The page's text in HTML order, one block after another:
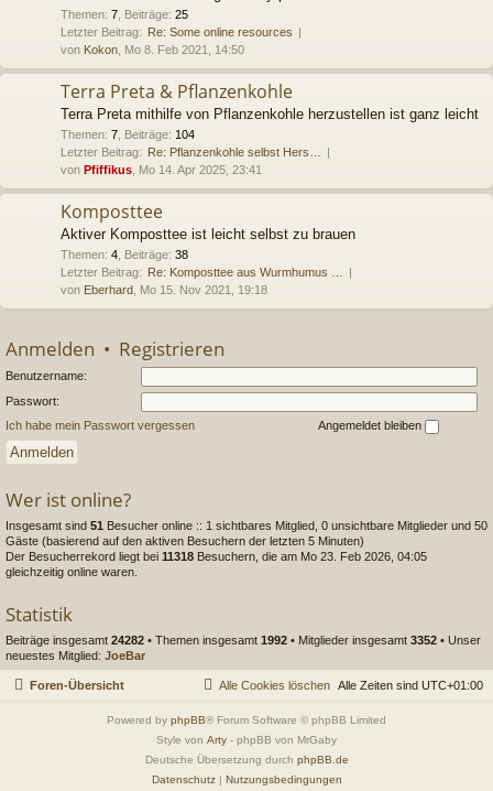
Themen: 7 Beiträge: 25
Letzter Beitrag: Re: Some online resources
von Kokon , Mo 8. Feb 2021, 14:50
Terra Preta & Pflanzenkohle
Terra Preta mithilfe von Pflanzenkohle herzustellen ist ganz leicht
Themen: 7 Beiträge: 104
Letzter Beitrag: Re: Pflanzenkohle selbst Hers…
von Pfiffikus , Mo 14. Apr 2025, 23:41
Komposttee
Aktiver Komposttee ist leicht selbst zu brauen
Themen: 4 Beiträge: 38
Letzter Beitrag: Re: Komposttee aus Wurmhumus …
von Eberhard , Mo 15. Nov 2021, 19:18
Anmelden • Registrieren
Benutzername:
Passwort:
Ich habe mein Passwort vergessen
Angemeldet bleiben
Wer ist online?
Insgesamt sind 51 Besucher online :: 1 sichtbares Mitglied, 0 unsichtbare Mitglieder und 50
Gäste (basierend auf den aktiven Besuchern der letzten 5 Minuten)
Der Besucherrekord liegt bei 11318 Besuchern, die am Mo 23. Feb 2026, 04:05
gleichzeitig online waren.
Statistik
Beiträge insgesamt 24282 • Themen insgesamt 1992 • Mitglieder insgesamt 3352 • Unser
neuestes Mitglied: JoeBar
Foren-Übersicht Alle Zeiten sind UTC+01:00
Alle Cookies löschen
Powered by phpBB® Forum Software © phpBB Limited
Style von Arty - phpBB von MrGaby
Deutsche Übersetzung durch phpBB.de
Datenschutz| Nutzungsbedingungen